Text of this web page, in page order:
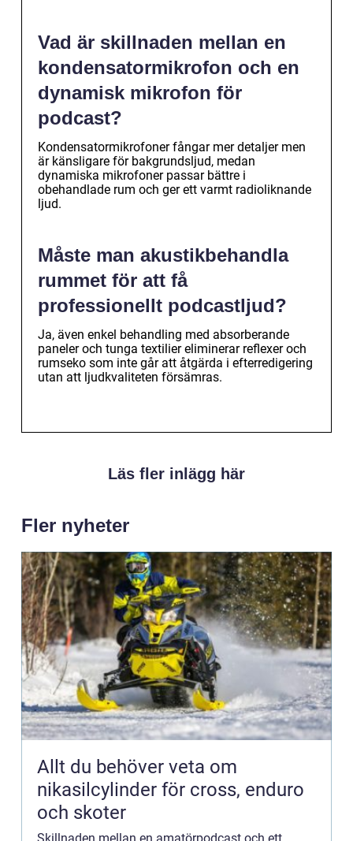
Vad är skillnaden mellan en
kondensatormikrofon och en
dynamisk mikrofon för
podcast?
Kondensatormikrofoner fångar mer detaljer men
är känsligare för bakgrundsljud, medan
dynamiska mikrofoner passar bättre i
obehandlade rum och ger ett varmt radioliknande
ljud.
Måste man akustikbehandla
rummet för att få
professionellt podcastljud?
Ja, även enkel behandling med absorberande
paneler och tunga textilier eliminerar reflexer och
rumseko som inte går att åtgärda i efterredigering
utan att ljudkvaliteten försämras.
Läs fler inlägg här
Fler nyheter
Allt du behöver veta om
nikasilcylinder för cross, enduro
och skoter